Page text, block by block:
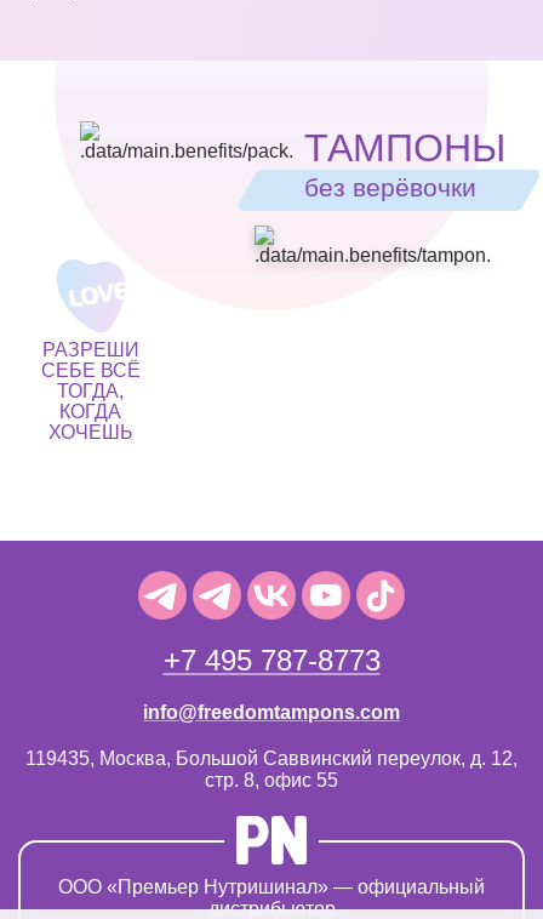
ТАМПОНЫ
без верёвочки
РАЗРЕШИ
СЕБЕ ВСЁ
ТОГДА,
КОГДА
ХОЧЕШЬ
OOO «Премьер Нутришинал» — официальный
дистрибьютор
+7 495 787-8773
info@freedomtampons.com
119435, Москва, Большой Саввинский переулок, д. 12,
стр. 8, офис 55